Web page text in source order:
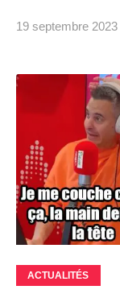
19 septembre 2023
ACTUALITÉS